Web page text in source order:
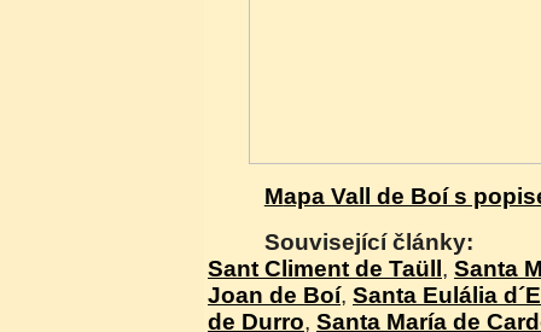
Mapa Vall de Boí s
Související články:
Sant Climent de Taüll , Santa
Joan de Boí, Santa Eulália
de Durro, Santa María de